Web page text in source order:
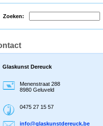
Zoeken:
Glaskunst Dereuck
Menenstraat 288
8980 Geluveld
0475 27 15 57
info@glaskunstdereuck.be